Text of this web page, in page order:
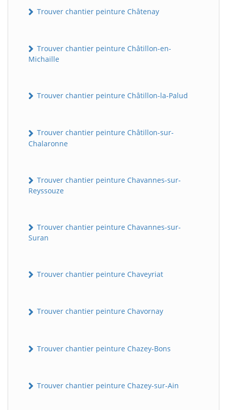
Trouver chantier peinture Châtenay
Trouver chantier peinture Châtillon-en-
Michaille
Trouver chantier peinture Châtillon-la-Palud
Trouver chantier peinture Châtillon-sur-
Chalaronne
Trouver chantier peinture Chavannes-sur-
Reyssouze
Trouver chantier peinture Chavannes-sur-
Suran
Trouver chantier peinture Chaveyriat
Trouver chantier peinture Chavornay
Trouver chantier peinture Chazey-Bons
Trouver chantier peinture Chazey-sur-Ain